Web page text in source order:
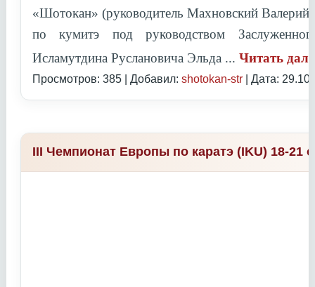
«Шотокан» (руководитель Махновский
по кумитэ под руководством
Исламутдина Руслановича Эльда ... Читать
Просмотров: 385 | Добавил: shotokan-str | Дата:
III Чемпионат Европы по каратэ (IKU) 18-21